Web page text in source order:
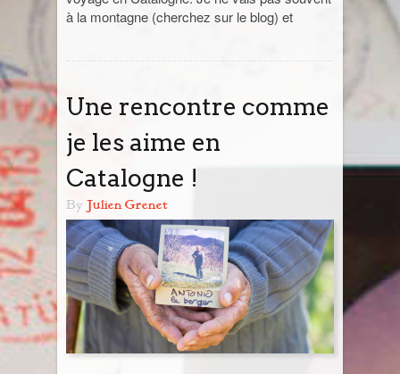
Madagascar
Malaisie
Maroc
Népal
Ouzbékistan
Pérou
à la montagne (cherchez sur le blog) et
Une rencontre comme
je les aime en
Catalogne !
By Julien Grenet